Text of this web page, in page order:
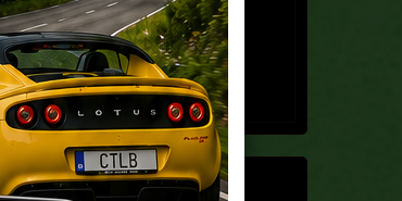
Le 08/11/2026 à 09:00
Garage Lotus Verhiest -
Oostende
LIVRE D'OR